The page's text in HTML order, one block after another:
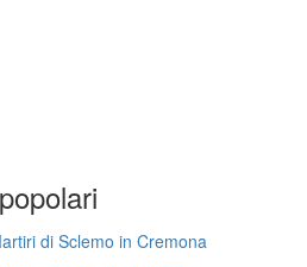
di Sclemo in Cremona